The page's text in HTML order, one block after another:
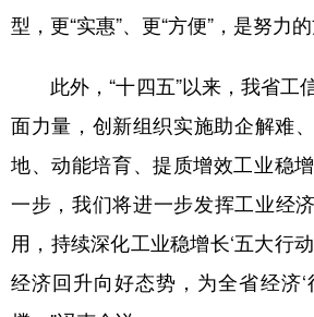
型，更“实惠”、更“方便”，是努力的
此外，“十四五”以来，我省工
面力量，创新组织实施助企解难
地、动能培育、提质增效工业稳
一步，我们将进一步发挥工业经济
用，持续深化工业稳增长‘五大行
经济回升向好态势，为全省经济‘